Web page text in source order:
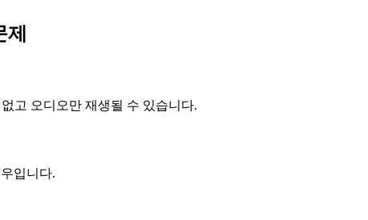
고 오디오만 재생될 수 있습니다.
입니다.